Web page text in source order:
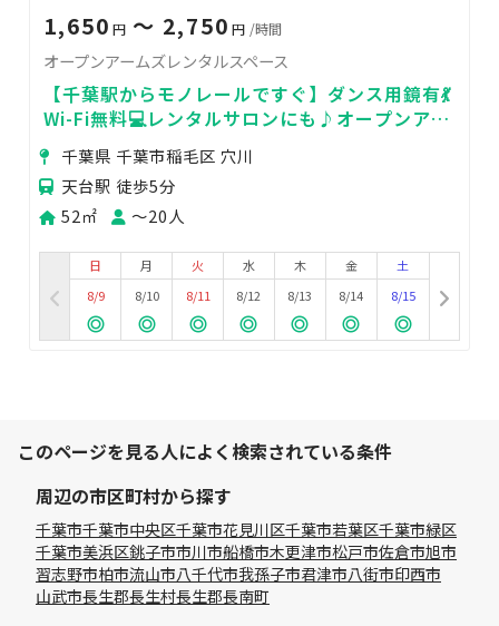
1,650 円 〜 2,750 円 /時間
オープンアームズレンタルスペース
【千葉駅からモノレールですぐ】ダンス用鏡有💃
Wi-Fi無料💻レンタルサロンにも♪オープンアー
ムズレンタルスペース
千葉県 千葉市稲毛区 穴川
天台駅 徒歩5分
52㎡
〜20人
日
8/9
月
8/10
火
8/11
水
8/12
木
8/13
金
8/14
土
8/15
このページを見る人によく検索されている条件
周辺の市区町村から探す
千葉市千葉市中央区千葉市花見川区千葉市若葉区千葉市緑区
千葉市美浜区銚子市市川市船橋市木更津市松戸市佐倉市旭市
習志野市柏市流山市八千代市我孫子市君津市八街市印西市
山武市長生郡長生村長生郡長南町